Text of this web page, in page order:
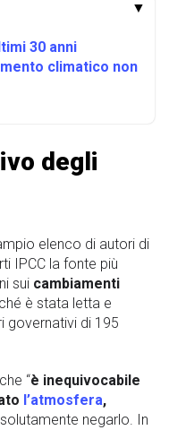
▼
30 anni
climatico non
degli
elenco di autori di
IPCC la fonte più
sui cambiamenti
è stata letta e
governativi di 195
“è inequivocabile
l’atmosfera,
negarlo. In